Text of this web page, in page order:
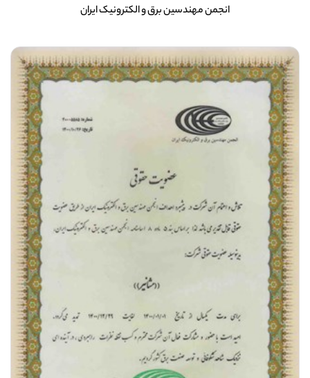
انجمن مهندسین برق و الکترونیک ایران